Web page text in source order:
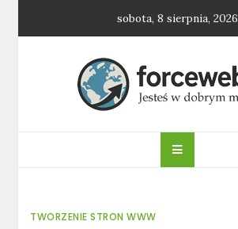
sobota, 8 sierpnia, 2026
forceweb.pl
TWORZENIE STRON WWW